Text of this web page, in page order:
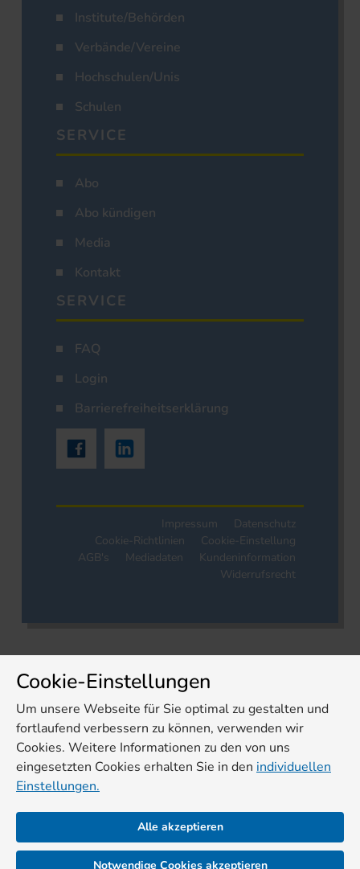
Institute/Behörden
Verbände/Vereine
Hochschulen/Unis
Schulen
SERVICE
Abo
Abo kündigen
Media
Kontakt
SERVICE
FAQ
Login
Barrierefreiheitserklärung
Impressum
Datenschutz
Cookie-Richtlinien
Cookie-Einstellung
AGB's
Mediadaten
Kundeninformation
Widerrufsrecht
Cookie-Einstellungen
Um unsere Webseite für Sie optimal zu gestalten und
fortlaufend verbessern zu können, verwenden wir
Cookies. Weitere Informationen zu den von uns
eingesetzten Cookies erhalten Sie in den individuellen
Einstellungen.
Alle akzeptieren
Notwendige Cookies akzeptieren